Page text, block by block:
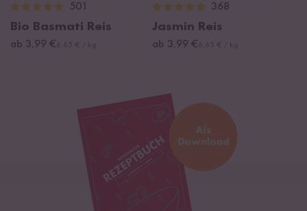
501
Bio Basmati Reis
ab 3,99 €
368
Jasmin Reis
ab 3,99 €